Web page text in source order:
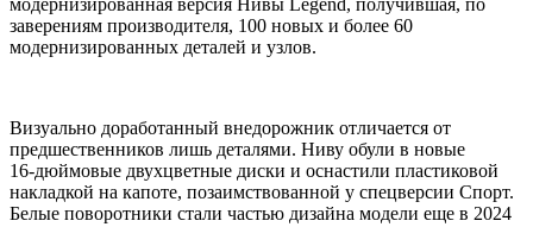
заверениям производителя, 100 новых и более 60
модернизированных деталей и узлов.
Визуально доработанный внедорожник отличается от
предшественников лишь деталями. Ниву обули в новые
16‑дюймовые двухцветные диски и оснастили пластиковой
накладкой на капоте, позаимствованной у спецверсии Спорт.
Белые поворотники стали частью дизайна модели еще в 2024